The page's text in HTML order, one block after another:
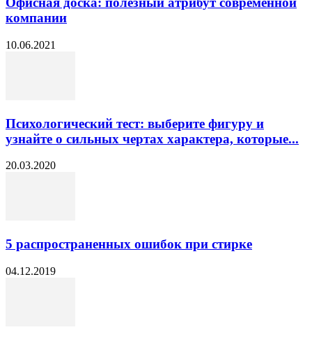
компании
10.06.2021
Психологический тест: выберите фигуру и
узнайте о сильных чертах характера, которые...
20.03.2020
5 распространенных ошибок при стирке
04.12.2019